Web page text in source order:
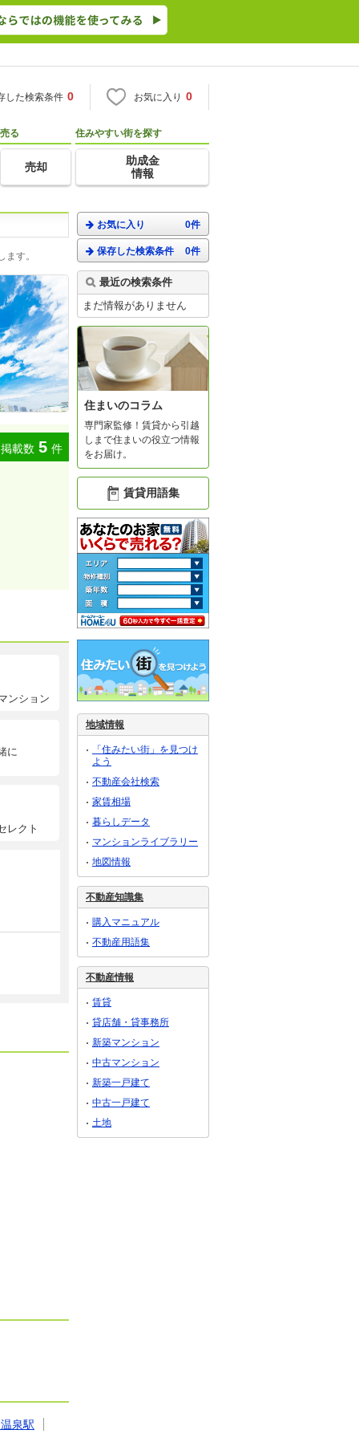
した検索条件 0 お気に入り 0
売る
売却
住みやすい街を探す
助成金
情報
す。
掲載数 5 件
ンション
に
レクト
泉駅
お気に入り 0件
保存した検索条件 0件
最近の検索条件
まだ情報がありません
住まいのコラム
専門家監修！賃貸から引越
しまで住まいの役立つ情報
をお届け。
賃貸用語集
地域情報
「住みたい街」を見つけ
よう
不動産会社検索
家賃相場
暮らしデータ
マンションライブラリー
地図情報
不動産知識集
購入マニュアル
不動産用語集
不動産情報
賃貸
貸店舗・貸事務所
新築マンション
中古マンション
新築一戸建て
中古一戸建て
土地